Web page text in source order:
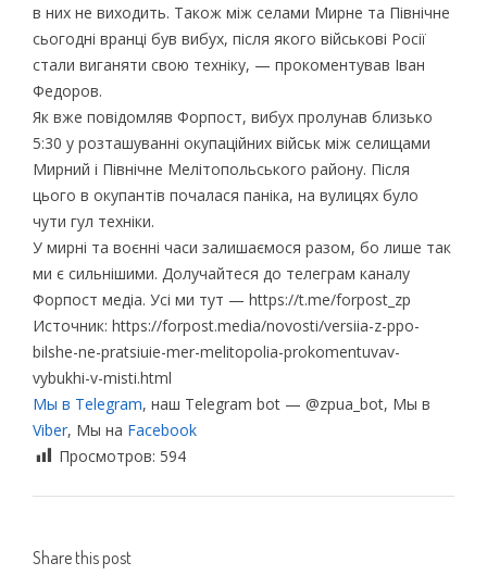
в них не виходить. Також між селами Мирне та Північне
сьогодні вранці був вибух, після якого військові Росії
стали виганяти свою техніку, — прокоментував Іван
Федоров.
Як вже повідомляв Форпост, вибух пролунав близько
5:30 у розташуванні окупаційних військ між селищами
Мирний і Північне Мелітопольського району. Після
цього в окупантів почалася паніка, на вулицях було
чути гул техніки.
У мирні та воєнні часи залишаємося разом, бо лише так
ми є сильнішими. Долучайтеся до телеграм каналу
Форпост медіа. Усі ми тут — https://t.me/forpost_zp
Источник: https://forpost.media/novosti/versiia-z-ppo-
bilshe-ne-pratsiuie-mer-melitopolia-prokomentuvav-
vybukhi-v-misti.html
Мы в Telegram, наш Telegram bot — @zpua_bot, Мы в
Viber, Мы на Facebook
Просмотров: 594
Share this post